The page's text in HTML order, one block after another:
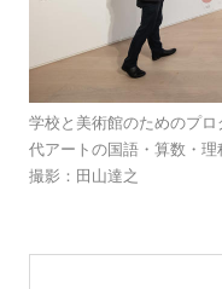
学校と美術館のためのプ
代アートの国語・算数・理
撮影：田山達之